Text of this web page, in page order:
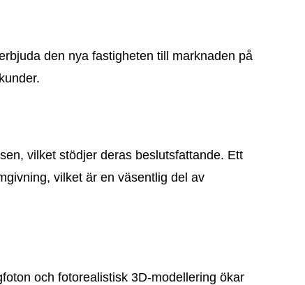
den nya fastigheten till marknaden på
vilket stödjer deras beslutsfattande. Ett
vilket är en väsentlig del av
och fotorealistisk 3D-modellering ökar